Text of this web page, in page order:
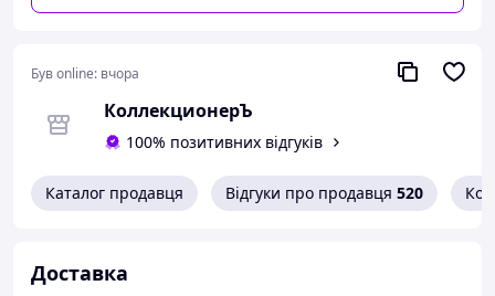
- На розрахунковий рахунок ФОПа по IBAN;
Варіанти доставки:
- Нова Пошта;
- Укрпошта.
Був online: вчора
КоллекционерЪ
100% позитивних відгуків
Каталог продавця Відгуки про продавця 520
Доставка